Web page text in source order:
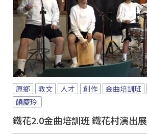
原鄉 教文 人才 創作 金曲培訓班
饒慶玲.
鐵花2.0金曲培訓班 鐵花村演出